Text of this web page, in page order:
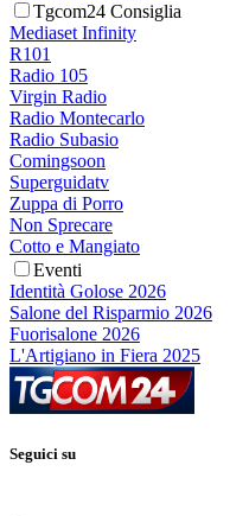
Tgcom24 Consiglia
Mediaset Infinity
R101
Radio 105
Virgin Radio
Radio Montecarlo
Radio Subasio
Comingsoon
Superguidatv
Zuppa di Porro
Non Sprecare
Cotto e Mangiato
Eventi
Identità Golose 2026
Salone del Risparmio 2026
Fuorisalone 2026
L'Artigiano in Fiera 2025
Seguici su